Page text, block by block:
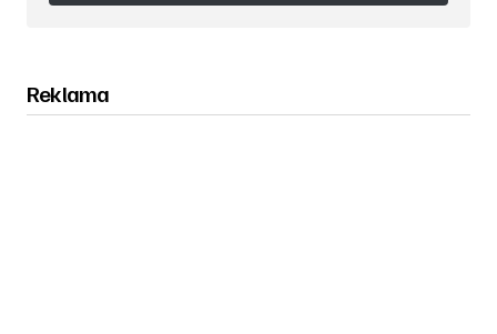
Obserwuj nas na Instagramie
Reklama